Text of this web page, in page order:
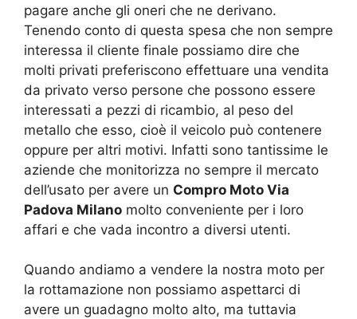
pagare anche gli oneri che ne derivano.
Tenendo conto di questa spesa che non sempre
interessa il cliente finale possiamo dire che
molti privati preferiscono effettuare una vendita
da privato verso persone che possono essere
interessati a pezzi di ricambio, al peso del
metallo che esso, cioè il veicolo può contenere
oppure per altri motivi. Infatti sono tantissime le
aziende che monitorizza no sempre il mercato
dell’usato per avere un Compro Moto Via
Padova Milano molto conveniente per i loro
affari e che vada incontro a diversi utenti.
Quando andiamo a vendere la nostra moto per
la rottamazione non possiamo aspettarci di
avere un guadagno molto alto, ma tuttavia